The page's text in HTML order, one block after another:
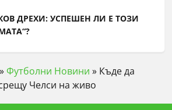
ДРЕХИ: УСПЕШЕН ЛИ Е ТОЗИ
»Футболни Новини » Къде да
Челси на живо